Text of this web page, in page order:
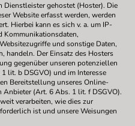
Dienstleister gehostet (Hoster). Die
Website erfasst werden, werden
Hierbei kann es sich v. a. um IP-
Kommunikationsdaten,
und sonstige Daten,
handeln. Der Einsatz des Hosters
gegenüber unseren potenziellen
lit. b DSGVO) und im Interesse
Bereitstellung unseres Online-
(Art. 6 Abs. 1 lit. f DSGVO).
verarbeiten, wie dies zur
ist und unsere Weisungen